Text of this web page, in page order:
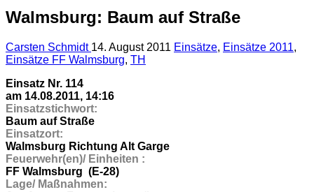
Walmsburg: Baum auf Straße
Carsten Schmidt 14. August 2011 Einsätze, Einsätze 2011,
Einsätze FF Walmsburg, TH
Einsatz Nr. 114
am 14.08.2011, 14:16
Einsatzstichwort:
Baum auf Straße
Einsatzort:
Walmsburg Richtung Alt Garge
Feuerwehr(en)/ Einheiten :
FF Walmsburg (E-28)
Lage/ Maßnahmen: